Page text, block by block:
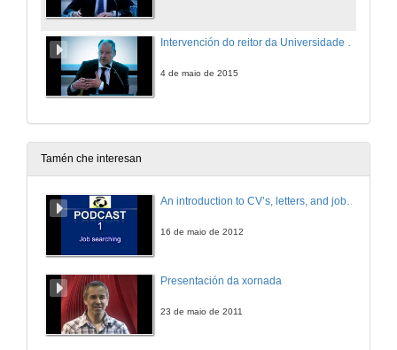
4 de maio de 2015
Tamén che interesan
An introduction to CV’s, letters, and job searching
16 de maio de 2012
Presentación da xornada
23 de maio de 2011